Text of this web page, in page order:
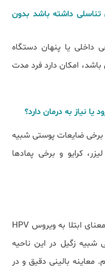
داشته باشد بدون
داخلی یا پنهان دستگاه
امکان دارد فرد مدت‌
یا نیاز به درمان دارد؟
برخی ضایعات پوستی شبیه
کرایو و برخی پمادها
بروز هر نوع ضایعه در ناحیه تناسلی زنان به معنای ابتلا به ویروس HPV
شبیه زگیل در این ناحیه
معاینه بالینی دقیق و در